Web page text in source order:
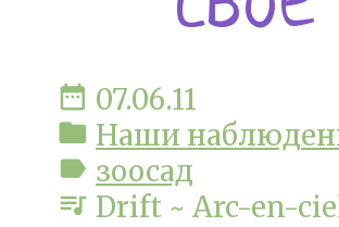
date_range 07.06.11
folder Наши
label зоосад
queue_music Drift ~ Arc-en-